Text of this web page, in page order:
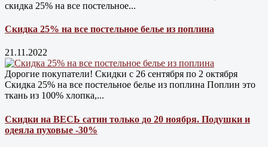
скидка 25% на все постельное...
Скидка 25% на все постельное белье из поплина
21.11.2022
Дорогие покупатели! Скидки с 26 сентября по 2 октября
Скидка 25% на все постельное белье из поплина Поплин это
ткань из 100% хлопка,...
Скидки на ВЕСЬ сатин только до 20 ноября. Подушки и
одеяла пуховые -30%